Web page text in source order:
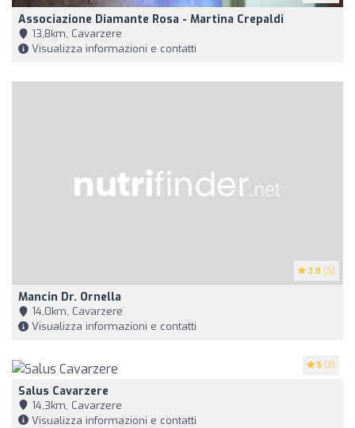
Associazione Diamante Rosa - Martina Crepaldi
13,8km, Cavarzere
Visualizza informazioni e contatti
3.8 (6)
Mancin Dr. Ornella
14,0km, Cavarzere
Visualizza informazioni e contatti
5 (3)
Salus Cavarzere
14,3km, Cavarzere
Visualizza informazioni e contatti